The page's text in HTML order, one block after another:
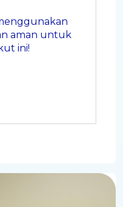
aman untuk
ini!